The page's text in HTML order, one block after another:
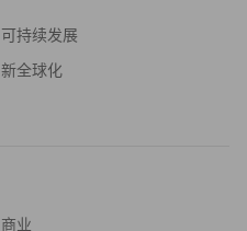
可持续发展
新全球化
商业